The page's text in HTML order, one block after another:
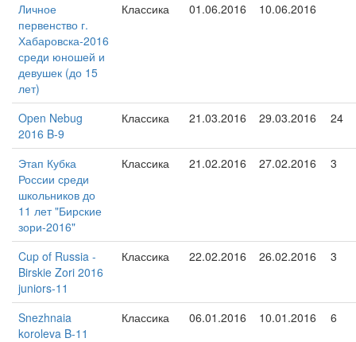
Личное
первенство г.
Хабаровска-2016
среди юношей и
девушек (до 15
лет)
Классика 01.06.2016 10.06.2016
Open Nebug
2016 B-9
Классика 21.03.2016 29.03.2016 24
Этап Кубка
России среди
школьников до
11 лет "Бирские
зори-2016"
Классика 21.02.2016 27.02.2016 3
Cup of Russia -
Birskie Zori 2016
juniors-11
Классика 22.02.2016 26.02.2016 3
Snezhnaia
koroleva B-11
Классика 06.01.2016 10.01.2016 6